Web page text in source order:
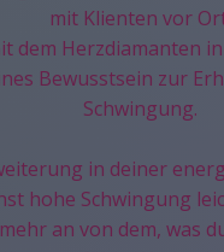
mit Klienten vor
dem Herzdiamanten
Bewusstsein zur
Schwingung.
in deiner
hohe Schwingung
an von dem, was